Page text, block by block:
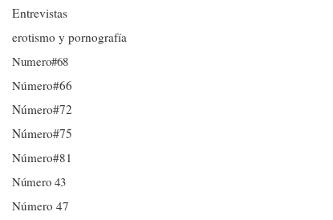
Entrevistas
erotismo y pornografía
Numero#68
Número#66
Número#72
Número#75
Número#81
Número 43
Número 47